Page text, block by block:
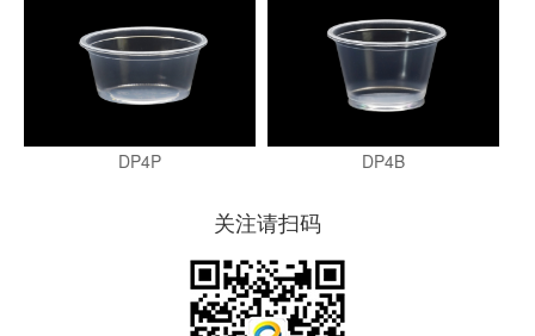
DP4P DP4B
关注请扫码